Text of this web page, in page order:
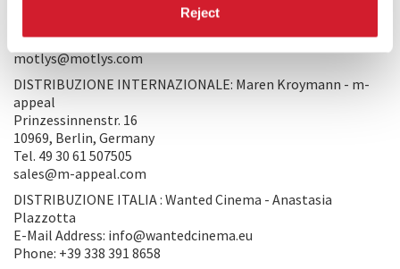
Reject
Tel. 47 22808370
motlys@motlys.com
DISTRIBUZIONE INTERNAZIONALE: Maren Kroymann - m-
appeal
Prinzessinnenstr. 16
10969, Berlin, Germany
Tel. 49 30 61 507505
sales@m-appeal.com
DISTRIBUZIONE ITALIA : Wanted Cinema - Anastasia
Plazzotta
E-Mail Address: info@wantedcinema.eu
Phone: +39 338 391 8658